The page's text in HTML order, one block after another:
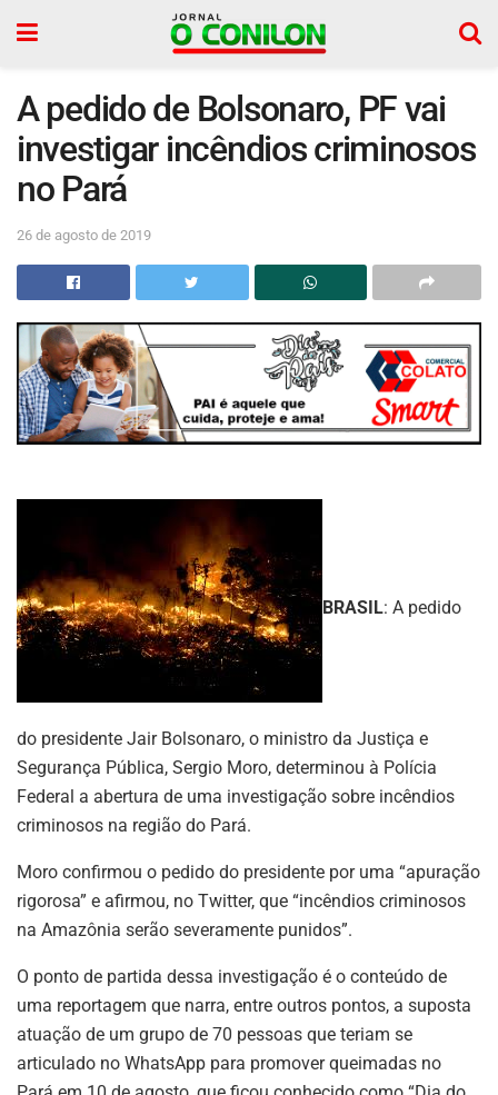
A pedido de Bolsonaro, PF vai
investigar incêndios criminosos
no Pará
26 de agosto de 2019
BRASIL: A pedido
do presidente Jair Bolsonaro, o ministro da Justiça e
Segurança Pública, Sergio Moro, determinou à Polícia
Federal a abertura de uma investigação sobre incêndios
criminosos na região do Pará.
Moro confirmou o pedido do presidente por uma “apuração
rigorosa” e afirmou, no Twitter, que “incêndios criminosos
na Amazônia serão severamente punidos”.
O ponto de partida dessa investigação é o conteúdo de
uma reportagem que narra, entre outros pontos, a suposta
atuação de um grupo de 70 pessoas que teriam se
articulado no WhatsApp para promover queimadas no